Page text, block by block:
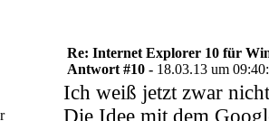
Re: Internet Explorer 10 für
Antwort #10 - 18.03.13 um
Ich weiß jetzt zwar
Die Idee mit dem